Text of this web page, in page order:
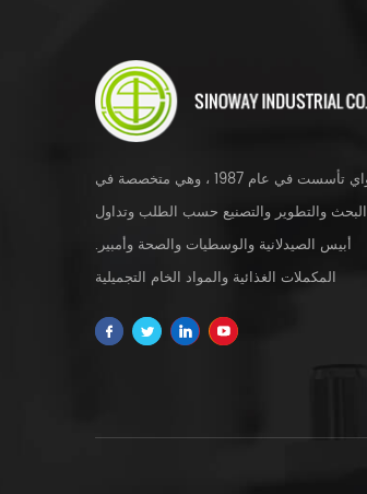
سينواي تأسست في عام 1987 ، وهي متخصصة في
البحث والتطوير والتصنيع حسب الطلب وتداول
أبيس الصيدلانية والوسطيات والصحة وأمبير.
المكملات الغذائية والمواد الخام التجميلية
في جميع أنحاء العالم.